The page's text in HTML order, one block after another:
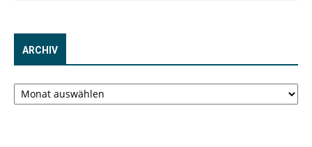
ARCHIV
Archiv